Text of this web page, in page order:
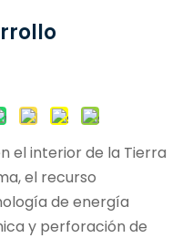
el interior de la Tierra
el recurso
de energía
y perforación de